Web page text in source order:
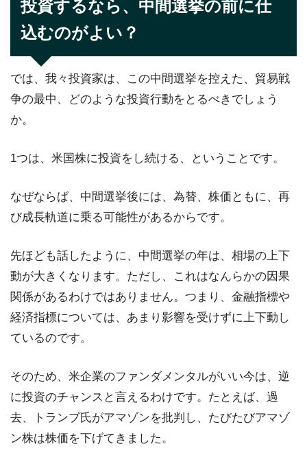
投資するなら、中間選挙の前に仕
込むのがよい？
では、我々投資家は、この中間選挙を控えた、貿易戦
争の最中、どのような投資行動をとるべきでしょう
か。
1つは、米国株に投資をし続ける、ということです。
なぜならば、中間選挙後には、為替、株価ともに、再
び成長軌道に乗る可能性があるからです。
先ほども話したように、中間選挙の年は、相場の上下
動が大きくなります。ただし、これはなんらかの因果
関係があるわけではありません。つまり、金融指標や
経済指標については、あまり影響を受けずに上下動し
ているのです。
そのため、米企業のファンダメンタルがいい今は、逆
に投資のチャンスと言えるわけです。たとえば、過
去、トランプ氏がアマゾンを批判し、たびたびアマゾ
ン株は株価を下げてきました。